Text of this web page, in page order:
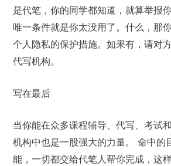
是代笔，你的同学都知道，就算举报
唯一条件就是你太没用了。什么，那
个人隐私的保护措施。如果有，请对
代写机构。
写在最后
当你能在众多课程辅导、代写、考试
机构中也是一股强大的力量。 命中的
能，一切都交给代笔人帮你完成，这